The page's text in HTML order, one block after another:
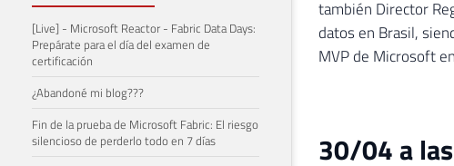
[Live] - Microsoft Reactor - Fabric Data Days:
Prepárate para el día del examen de
certificación
¿Abandoné mi blog???
Fin de la prueba de Microsoft Fabric: El riesgo
silencioso de perderlo todo en 7 días
también Director
datos en Brasil,
MVP de Microsoft
30/04 a